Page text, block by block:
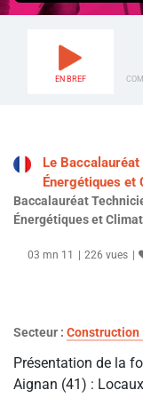
EN BREF
Le
Énergétiques et
Baccalauréat
Énergétiques et
03 mn 11 226 vues
Secteur : Construction
Présentation de la
Aignan (41) :